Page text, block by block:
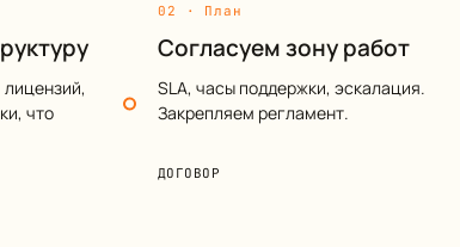
что
02 · План
Согласуем зону работ
SLA, часы поддержки, эскалация.
Закрепляем регламент.
ДОГОВОР